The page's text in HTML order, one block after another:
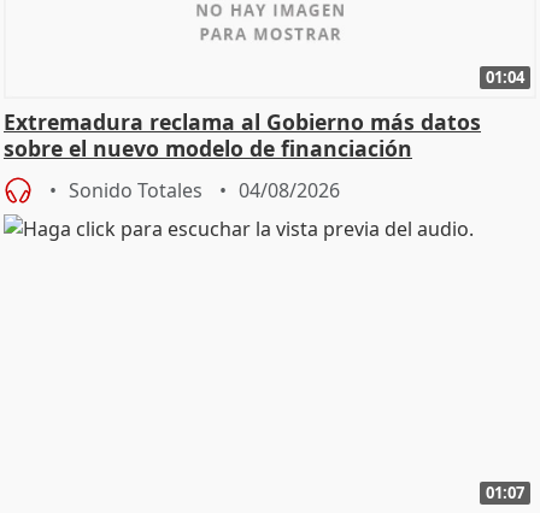
01:04
Extremadura reclama al Gobierno más datos
sobre el nuevo modelo de financiación
Sonido Totales 04/08/2026
01:07